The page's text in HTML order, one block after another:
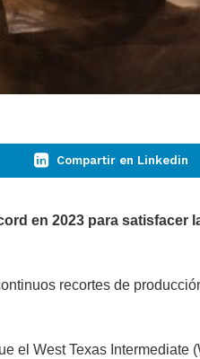
Compartir en Linkedin
en 2023 para satisfacer
recortes de
el West Texas Intermediate